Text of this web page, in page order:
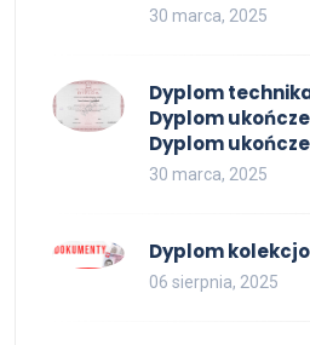
30 marca, 2025
Dyplom
Dyplom
Dyplom
30 marca, 2025
Dyplom
06 sierpnia, 2025